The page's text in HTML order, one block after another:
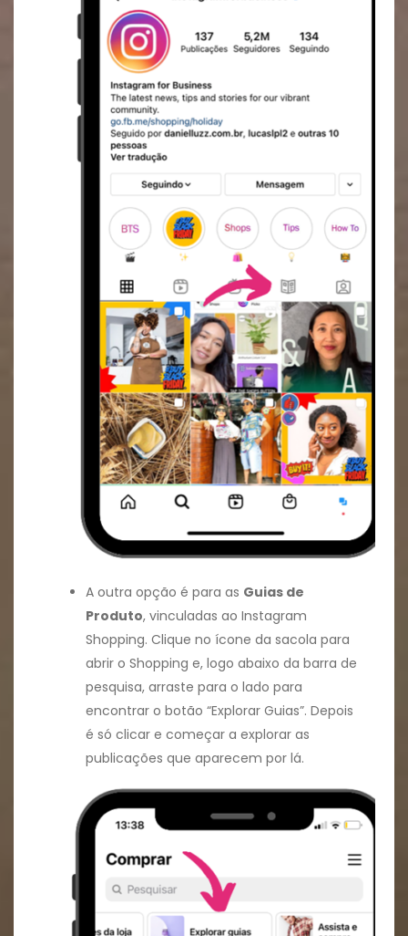
A outra opção é para as Guias de
Produto, vinculadas ao Instagram
Shopping. Clique no ícone da sacola para
abrir o Shopping e, logo abaixo da barra de
pesquisa, arraste para o lado para
encontrar o botão “Explorar Guias”. Depois
é só clicar e começar a explorar as
publicações que aparecem por lá.